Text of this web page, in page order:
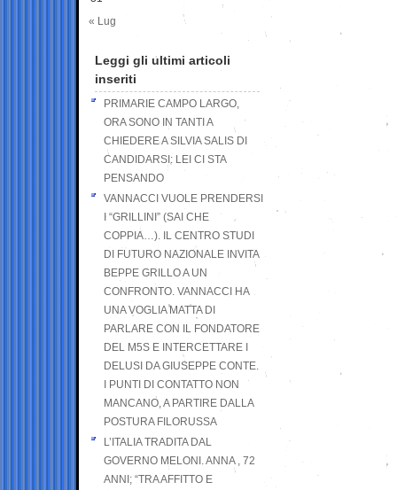
« Lug
Leggi gli ultimi articoli
inseriti
PRIMARIE CAMPO LARGO,
ORA SONO IN TANTI A
CHIEDERE A SILVIA SALIS DI
CANDIDARSI: LEI CI STA
PENSANDO
VANNACCI VUOLE PRENDERSI
I “GRILLINI” (SAI CHE
COPPIA…). IL CENTRO STUDI
DI FUTURO NAZIONALE INVITA
BEPPE GRILLO A UN
CONFRONTO. VANNACCI HA
UNA VOGLIA MATTA DI
PARLARE CON IL FONDATORE
DEL M5S E INTERCETTARE I
DELUSI DA GIUSEPPE CONTE.
I PUNTI DI CONTATTO NON
MANCANO, A PARTIRE DALLA
POSTURA FILORUSSA
L’ITALIA TRADITA DAL
GOVERNO MELONI. ANNA , 72
ANNI; “TRA AFFITTO E